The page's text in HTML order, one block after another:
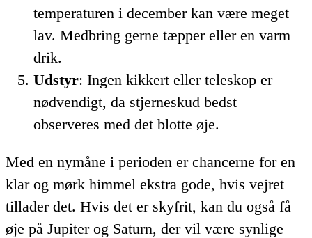
temperaturen i december kan være meget
lav. Medbring gerne tæpper eller en varm
drik.
Udstyr: Ingen kikkert eller teleskop er
nødvendigt, da stjerneskud bedst
observeres med det blotte øje.
Med en nymåne i perioden er chancerne for en
klar og mørk himmel ekstra gode, hvis vejret
tillader det. Hvis det er skyfrit, kan du også få
øje på Jupiter og Saturn, der vil være synlige